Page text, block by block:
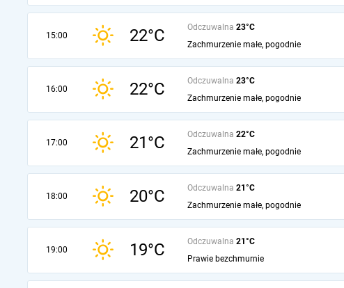
15:00 22°C Odczuwalna 23°C
Zachmurzenie małe, pogodnie
16:00 22°C Odczuwalna 23°C
Zachmurzenie małe, pogodnie
17:00 21°C Odczuwalna 22°C
Zachmurzenie małe, pogodnie
18:00 20°C Odczuwalna 21°C
Zachmurzenie małe, pogodnie
19:00 19°C Odczuwalna 21°C
Prawie bezchmurnie